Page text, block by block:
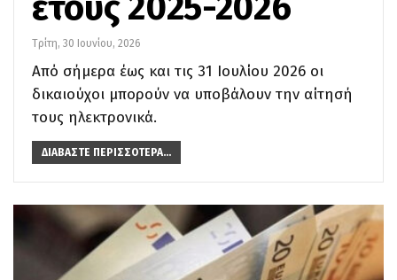
Τρίτη, 30 Ιουνίου, 2026
Από σήμερα έως και τις 31 Ιουλίου 2026 οι
δικαιούχοι μπορούν να υποβάλουν την αίτησή
τους ηλεκτρονικά.
ΔΙΑΒΆΣΤΕ ΠΕΡΙΣΣΌΤΕΡΑ...